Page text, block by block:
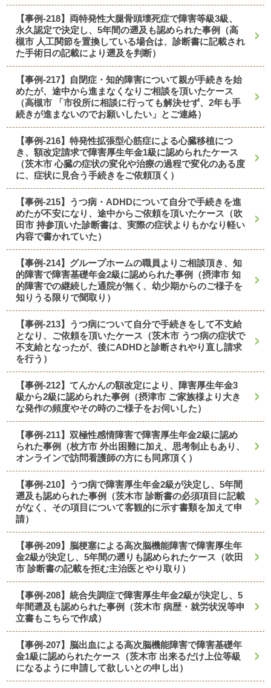
【事例-218】両特発性大腿骨頭壊死症で障害等級3級、
永久認定で決定し、5年間の遡及も認められた事例（高
槻市 人工関節を置換している場合は、診断書に記載され
た手術日の記載により遡及を判断）
【事例-217】自閉症・知的障害について親が手続きを始
めたが、途中から進まなくなりご相談を頂いたケース
（高槻市 「市役所に相談に行っても解決せず、2年も手
続きが進まないのでお願いしたい」とご連絡）
【事例-216】特発性拡張型心筋症による心臓移植につ
き、額改定請求で障害厚生年金1級に認められたケース
（茨木市 心臓の症状の変化や治療の過程で変化のある度
に、症状に見合う手続きをご依頼頂く）
【事例-215】うつ病・ADHDについて自分で手続きを進
めたが不安になり、途中からご依頼を頂いたケース（吹
田市 持参頂いた診断書は、実際の症状よりもかなり軽い
内容で書かれていた）
【事例-214】グループホームの職員よりご相談頂き、知
的障害で障害基礎年金2級に認められた事例（摂津市 知
的障害での継続した通院が無く、幼少期からのご様子を
知りうる限りで聞取り）
【事例-213】うつ病について自分で手続きをして不支給
となり、ご依頼を頂いたケース（茨木市 うつ病の症状で
不支給となったが、後にADHDと診断されやり直し請求
を行う）
【事例-212】てんかんの額改定により、障害厚生年金3
級から2級に認められた事例（摂津市 ご家族様より大き
な発作の頻度やその時のご様子をお伺いした）
【事例-211】双極性感情障害で障害厚生年金2級に認め
られた事例（枚方市 外出困難に加え、思考制止もあり、
オンラインで訪問看護師の方にも同席頂く）
【事例-210】うつ病で障害厚生年金2級が決定し、5年間
遡及も認められた事例（茨木市 診断書の必須項目に記載
がなく、その項目について客観的に示す書類を加えて申
請）
【事例-209】脳梗塞による高次脳機能障害で障害厚生年
金2級が決定し、5年間の遡りも認められたケース（吹田
市 診断書の記載を拒む主治医とやり取り）
【事例-208】統合失調症で障害厚生年金2級が決定し、5
年間遡及も認められた事例（茨木市 病歴・就労状況等申
立書もこちらで作成）
【事例-207】脳出血による高次脳機能障害で障害基礎年
金1級に認められたケース（茨木市 出来るだけ上位等級
になるように申請して欲しいとの申し出）